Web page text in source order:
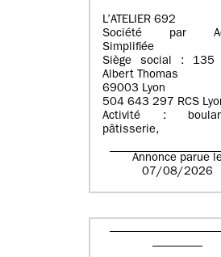
L’ATELIER 692
Société par
Simplifiée
Siège social : 135
Albert Thomas
69003 Lyon
504 643 297 RCS
Activité :
pâtisserie,
Annonce parue
07/08/2026